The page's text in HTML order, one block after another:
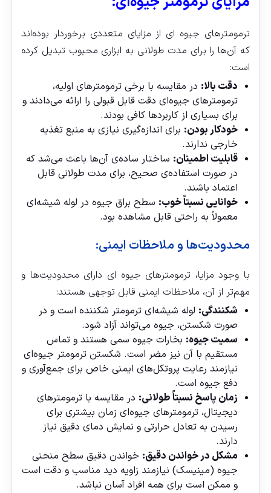
ترمومترهای جیوه‌ ای از مزایای متعددی برخوردار بوده‌اند
که آن‌ها را برای مدت طولانی به ابزاری محبوب تبدیل کرده
است:
دقت بالا: در مقایسه با برخی ترمومترهای اولیه،
ترمومترهای جیوه‌ای دقت قابل قبولی را ارائه می‌دادند و
برای بسیاری از کاربردها کافی بودند.
خودکار بودن: برای اندازه‌گیری نیازی به منبع تغذیه
خارجی ندارند.
قابلیت اطمینان: ساختار ساده‌ی آن‌ها باعث می‌شد که
در صورت استفاده‌ی صحیح، برای مدت طولانی قابل
اعتماد باشند.
خوانایی نسبتاً خوب: سطح براق جیوه در لوله شیشه‌ای
معمولاً به راحتی قابل مشاهده بود.
محدودیت‌ها و ملاحظات ایمنی:
با وجود مزایا، ترمومترهای جیوه‌ ای دارای محدودیت‌ها و
مهم‌تر از آن، ملاحظات ایمنی قابل توجهی هستند:
شکنندگی: لوله شیشه‌ای ترمومتر شکننده است و در
صورت شکستن، جیوه می‌تواند آزاد شود.
سمیت جیوه: بخارات جیوه سمی هستند و تماس
مستقیم با آن نیز مضر است. شکستن ترمومتر جیوه‌ای
نیازمند رعایت پروتکل‌های ایمنی خاص برای جمع‌آوری و
دفع جیوه است.
زمان پاسخ نسبتاً طولانی: در مقایسه با ترمومترهای
دیجیتال، ترمومترهای جیوه‌ای زمان بیشتری برای
رسیدن به تعادل حرارتی و نمایش دمای دقیق نیاز
دارند.
مشکل در خواندن دقیق: خواندن دقیق سطح منحنی
جیوه (مینیسک) نیازمند زاویه دید مناسب و دقت است
و ممکن است برای همه افراد آسان نباشد.